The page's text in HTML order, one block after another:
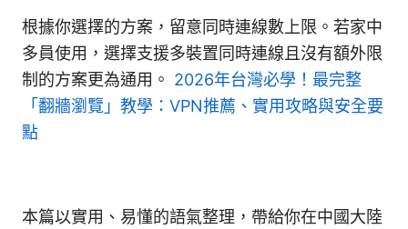
根據你選擇的方案，留意同時連線數上限。若家中
多員使用，選擇支援多裝置同時連線且沒有額外限
制的方案更為通用。 2026年台灣必學！最完整
「翻牆瀏覽」教學：VPN推薦、實用攻略與安全要
點
本篇以實用、易懂的語氣整理，帶給你在中國大陸